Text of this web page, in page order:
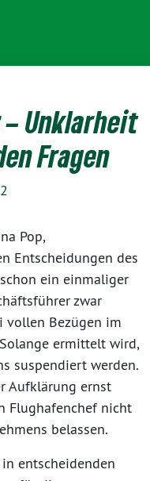
– Unklarheit
Fragen
Pop,
Entscheidungen des
ein einmaliger
zwar
vollen Bezügen im
ermittelt wird,
suspendiert werden.
Aufklärung ernst
Flughafenchef nicht
belassen.
entscheidenden